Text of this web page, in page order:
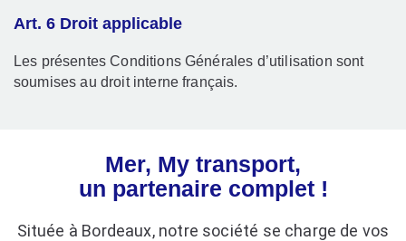
Art. 6 Droit applicable
Les présentes Conditions Générales d’utilisation sont
soumises au droit interne français.
Mer, My transport,
un partenaire complet !
Située à Bordeaux, notre société se charge de vos